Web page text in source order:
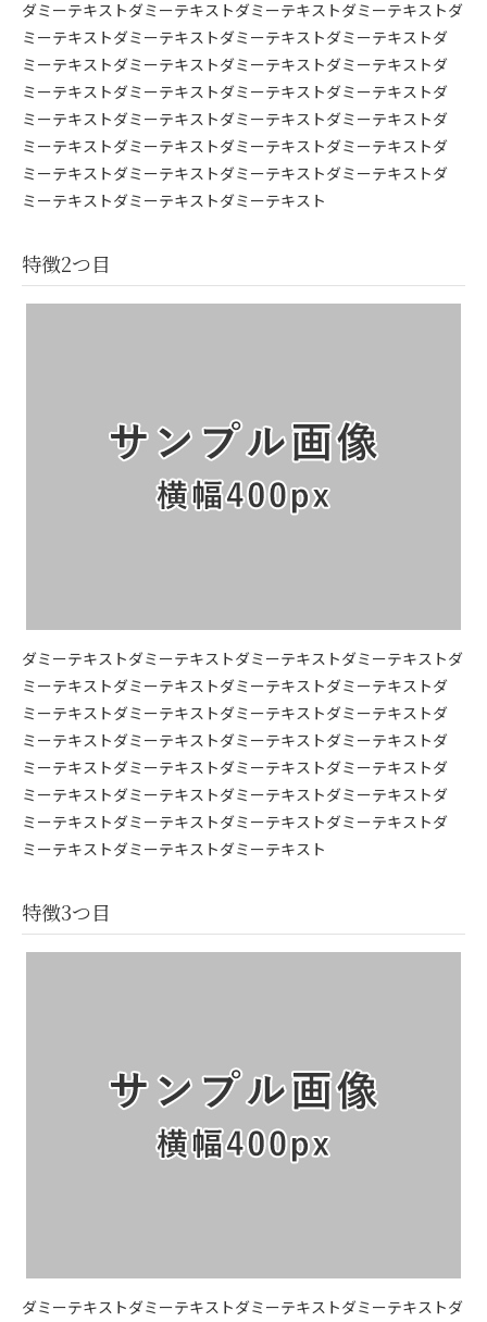
ダミーテキストダミーテキストダミーテキストダミーテキストダ
ミーテキストダミーテキストダミーテキストダミーテキストダ
ミーテキストダミーテキストダミーテキストダミーテキストダ
ミーテキストダミーテキストダミーテキストダミーテキストダ
ミーテキストダミーテキストダミーテキストダミーテキストダ
ミーテキストダミーテキストダミーテキストダミーテキストダ
ミーテキストダミーテキストダミーテキストダミーテキストダ
ミーテキストダミーテキストダミーテキスト
特徴2つ目
ダミーテキストダミーテキストダミーテキストダミーテキストダ
ミーテキストダミーテキストダミーテキストダミーテキストダ
ミーテキストダミーテキストダミーテキストダミーテキストダ
ミーテキストダミーテキストダミーテキストダミーテキストダ
ミーテキストダミーテキストダミーテキストダミーテキストダ
ミーテキストダミーテキストダミーテキストダミーテキストダ
ミーテキストダミーテキストダミーテキストダミーテキストダ
ミーテキストダミーテキストダミーテキスト
特徴3つ目
ダミーテキストダミーテキストダミーテキストダミーテキストダ